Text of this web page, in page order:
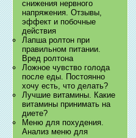
снижения нервного
напряжения. Отзывы,
эффект и побочные
действия
Лапша ролтон при
правильном питании.
Вред ролтона
Ложное чувство голода
после еды. Постоянно
хочу есть, что делать?
Лучшие витамины. Какие
витамины принимать на
диете?
Меню для похудения.
Анализ меню для